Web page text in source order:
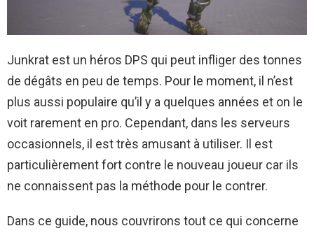
Junkrat est un héros DPS qui peut infliger des tonnes
de dégâts en peu de temps. Pour le moment, il n’est
plus aussi populaire qu’il y a quelques années et on le
voit rarement en pro. Cependant, dans les serveurs
occasionnels, il est très amusant à utiliser. Il est
particulièrement fort contre le nouveau joueur car ils
ne connaissent pas la méthode pour le contrer.
Dans ce guide, nous couvrirons tout ce qui concerne